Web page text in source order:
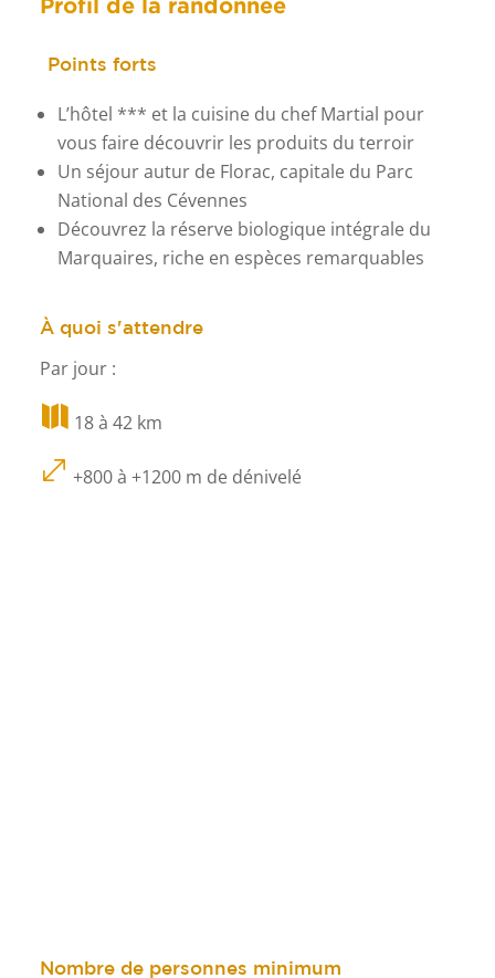
Points forts
L’hôtel *** et la cuisine du chef Martial pour
vous faire découvrir les produits du terroir
Un séjour autur de Florac, capitale du Parc
National des Cévennes
Découvrez la réserve biologique intégrale du
Marquaires, riche en espèces remarquables
À quoi s'attendre
Par jour :
 18 à 42 km
. +800 à +1200 m de dénivelé
Nombre de personnes minimum